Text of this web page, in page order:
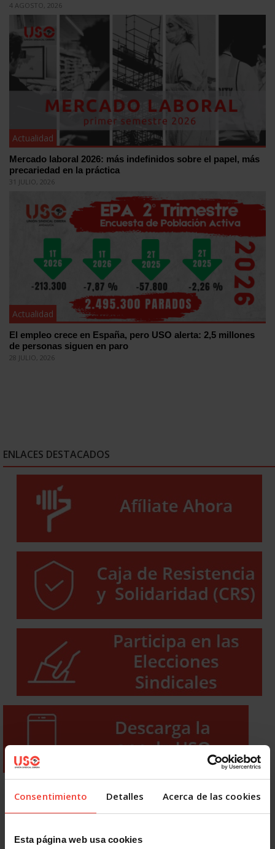
Consentimiento Detalles Acerca de las cookies
Esta página web usa cookies
4 AGOSTO, 2026
Actualidad
Mercado laboral 2026: más indefinidos sobre el papel, más
precariedad en la práctica
31 JULIO, 2026
Actualidad
El empleo crece en España, pero USO alerta: 2,5 millones
de personas siguen en paro
28 JULIO, 2026
ENLACES DESTACADOS